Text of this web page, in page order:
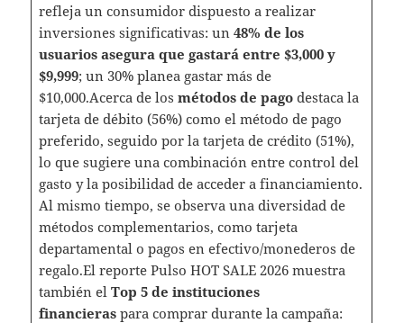
refleja un consumidor dispuesto a realizar
inversiones significativas: un 48% de los
usuarios asegura que gastará entre $3,000 y
$9,999; un 30% planea gastar más de
$10,000.Acerca de los métodos de pagodestaca la
tarjeta de débito (56%) como el método de pago
preferido, seguido por la tarjeta de crédito (51%),
lo que sugiere una combinación entre control del
gasto y la posibilidad de acceder a financiamiento.
Al mismo tiempo, se observa una diversidad de
métodos complementarios, como tarjeta
departamental o pagos en efectivo/monederos de
regalo.El reporte Pulso HOT SALE 2026 muestra
también el Top 5 de instituciones
financieraspara comprar durante la campaña: